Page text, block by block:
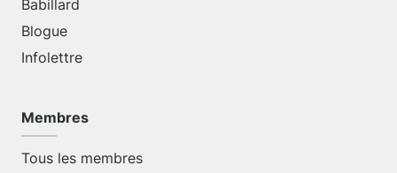
Babillard
Blogue
Infolettre
Membres
Tous les membres